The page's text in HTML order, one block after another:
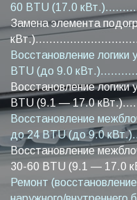
60 BTU (17.0
Замена элемента
Восстановление
BTU (до 9.0
Восстановление логики
BTU (9.1 — 17.0
Восстановление
до 24 BTU (до 9.0
Восстановление
30-60 BTU (9.1 — 17.0
Ремонт